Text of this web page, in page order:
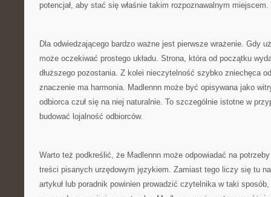
potencjał, aby stać się właśnie takim rozpoznawalnym miejscem.
Dla odwiedzającego bardzo ważne jest pierwsze wrażenie. Gdy
może oczekiwać prostego układu. Strona, która od początku
dłuższego pozostania. Z kolei nieczytelność szybko zniechęca
znaczenie ma harmonia. Madlennn może być opisywana jako
odbiorca czuł się na niej naturalnie. To szczególnie istotne w
budować lojalność odbiorców.
Warto też podkreślić, że Madlennn może odpowiadać na
treści pisanych urzędowym językiem. Zamiast tego liczy się tu
artykuł lub poradnik powinien prowadzić czytelnika w taki